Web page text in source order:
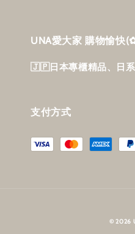
UNA愛大家 購物愉快‎
🇯🇵日本專櫃精品、日
支付方式
© 2026